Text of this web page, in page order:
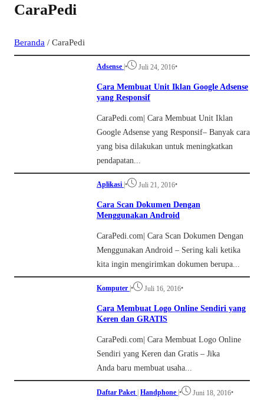
CaraPedi
Beranda / CaraPedi
Adsense • Juli 24, 2016•
Cara Membuat Unit Iklan Google Adsense
yang Responsif
CaraPedi.com| Cara Membuat Unit Iklan
Google Adsense yang Responsif– Banyak cara
yang bisa dilakukan untuk meningkatkan
pendapatan...
Aplikasi • Juli 21, 2016•
Cara Scan Dokumen Dengan
Menggunakan Android
CaraPedi.com| Cara Scan Dokumen Dengan
Menggunakan Android – Sering kali ketika
kita ingin mengirimkan dokumen berupa...
Komputer • Juli 16, 2016•
Cara Membuat Logo Online Sendiri yang
Keren dan GRATIS
CaraPedi.com| Cara Membuat Logo Online
Sendiri yang Keren dan Gratis – Jika
Anda baru membuat usaha...
Daftar Paket | Handphone |• Juni 18, 2016•